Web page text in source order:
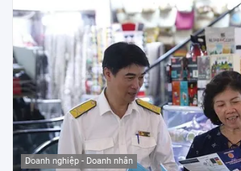
Doanh nghiệp - Doanh nhân